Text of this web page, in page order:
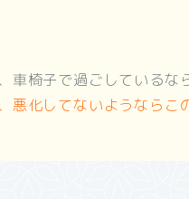
車椅子で過ごしているな
悪化してないようならこ